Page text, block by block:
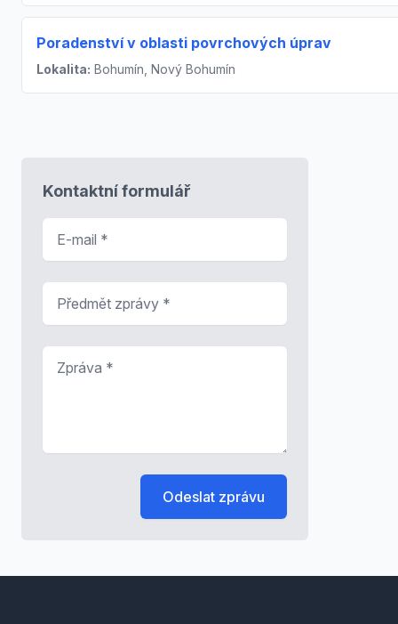
Poradenství v oblasti povrchových úprav
Lokalita: Bohumín, Nový Bohumín
Kontaktní formulář
Odeslat zprávu